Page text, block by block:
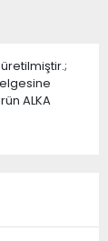
ALKA